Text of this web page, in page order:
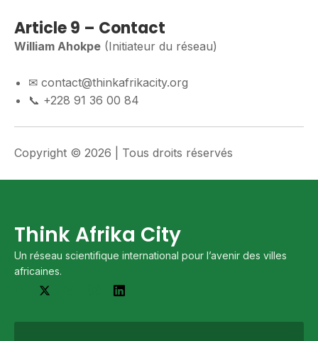
Article 9 – Contact
William Ahokpe (Initiateur du réseau)
✉ contact@thinkafrikacity.org
📞 +228 91 36 00 84
Copyright © 2026 | Tous droits réservés
Think Afrika City
Un réseau scientifique international pour l’avenir des villes
africaines.